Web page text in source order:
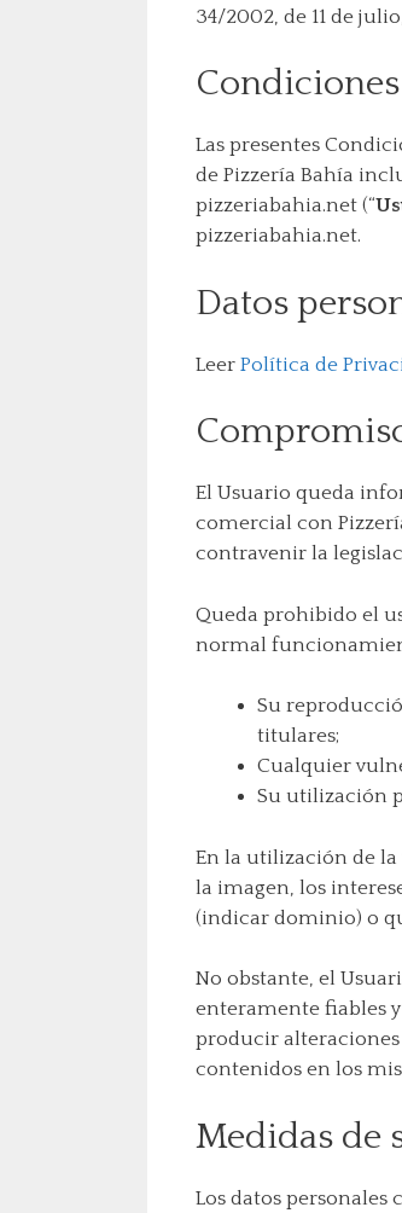
34/2002, de 11 de
Las presentes
de Pizzería Bahía
pizzeriabahia.net (“
pizzeriabahia.net.
Datos
Leer Política de
El Usuario queda
comercial con
contravenir la
Queda prohibido el
normal
Su
titulares;
Cualquier
Su utilización
En la utilización de
la imagen, los
(indicar dominio) o
No obstante, el
enteramente fiables
producir alteraciones
contenidos en los
Medidas de
Los datos personales